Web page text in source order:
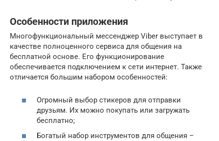
Особенности приложения
Многофункциональный мессенджер Viber выступает в
качестве полноценного сервиса для общения на
бесплатной основе. Его функционирование
обеспечивается подключением к сети интернет. Также
отличается большим набором особенностей:
Огромный выбор стикеров для отправки
друзьям. Их можно покупать или загружать
бесплатно;
Богатый набор инструментов для общения –